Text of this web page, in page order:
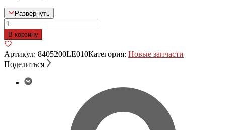
Развернуть
Количество
товара
Подножка
правая
JAC
N-
В корзину
Артикул: 8405200LE010Категория: Новые запчасти
Поделиться